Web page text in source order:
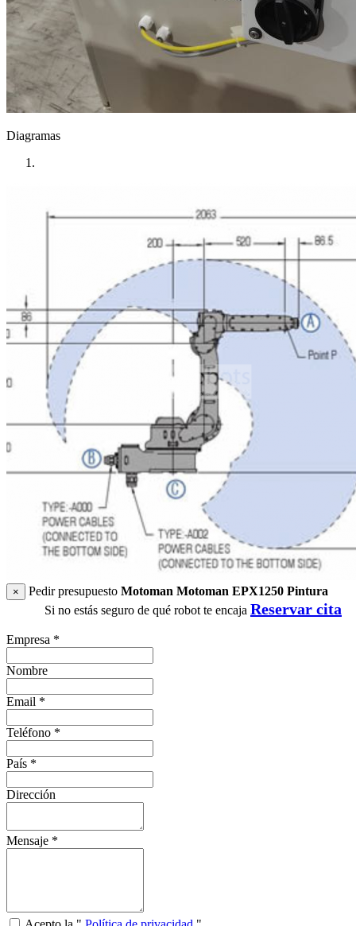
Diagramas
× Pedir presupuesto Motoman Motoman EPX1250 Pintura
Si no estás seguro de qué robot te encaja Reservar cita
Empresa *
Nombre
Email *
Teléfono *
País *
Dirección
Mensaje *